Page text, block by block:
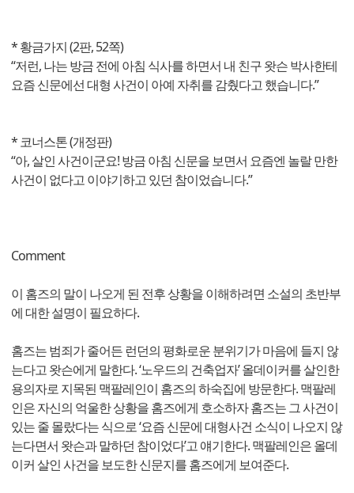
* 황금가지 (2판, 52쪽)
“저런, 나는 방금 전에 아침 식사를 하면서 내 친구 왓슨 박사한테
요즘 신문에선 대형 사건이 아예 자취를 감췄다고 했습니다.”
* 코너스톤 (개정판)
“아, 살인 사건이군요! 방금 아침 신문을 보면서 요즘엔 놀랄 만한
사건이 없다고 이야기하고 있던 참이었습니다.”
Comment
이 홈즈의 말이 나오게 된 전후 상황을 이해하려면 소설의 초반부
에 대한 설명이 필요하다.
홈즈는 범죄가 줄어든 런던의 평화로운 분위기가 마음에 들지 않
는다고 왓슨에게 말한다. ‘노우드의 건축업자’ 올데이커를 살인한
용의자로 지목된 맥팔레인이 홈즈의 하숙집에 방문한다. 맥팔레
인은 자신의 억울한 상황을 홈즈에게 호소하자 홈즈는 그 사건이
있는 줄 몰랐다는 식으로 ‘요즘 신문에 대형사건 소식이 나오지 않
는다면서 왓슨과 말하던 참이었다’고 얘기한다. 맥팔레인은 올데
이커 살인 사건을 보도한 신문지를 홈즈에게 보여준다.